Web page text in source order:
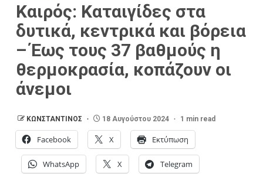
Καιρός: Καταιγίδες στα
δυτικά, κεντρικά και βόρεια
– Έως τους 37 βαθμούς η
θερμοκρασία, κοπάζουν οι
άνεμοι
ΚΩΝΣΤΑΝΤΙΝΟΣ 18 Αυγούστου 2024 1 min read
Facebook X Εκτύπωση
WhatsApp X Telegram